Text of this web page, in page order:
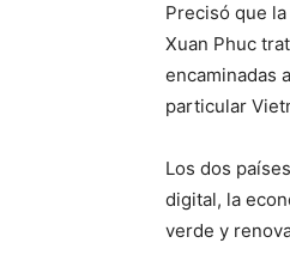
Precisó que
Xuan Phuc
encaminadas
particular
Los dos
digital, la
verde y